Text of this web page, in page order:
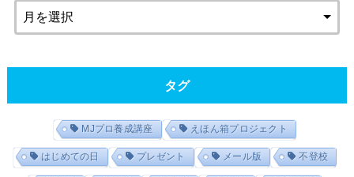
タグ
MJプロ養成講座 えほん箱プロジェクト
はじめての日 プレゼント メール版 不登校